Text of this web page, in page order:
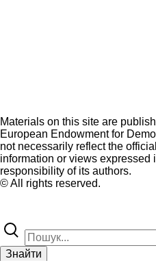
Materials on this site are
European Endowment for
not necessarily reflect the
information or views expressed
responsibility of its authors.
© All rights reserved.
Знайти